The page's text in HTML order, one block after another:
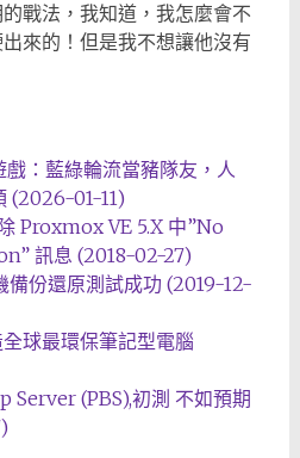
戰法，我知道，我怎麼會不
來的！但是我不想讓他沒有
：藍綠輪流當豬隊友，人
(2026-01-11)
Proxmox VE 5.X 中”No
訊息 (2018-02-27)
份還原測試成功 (2019-12-
球最環保筆記型電腦
(PBS),初測 不如預期